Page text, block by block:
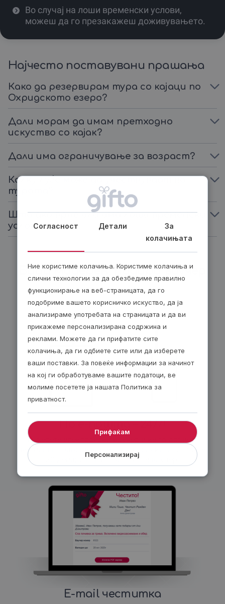
Во случај на лоши временски услови,
можеш да го презакажеш доживувањето.
Најчесто поставувани прашања
Како да резервирам тура со каjаци по
Охридското езеро?
Дали морам да имам претходно
искуство со кајак?
Дали има ограничување за возраст?
Колку луѓе може да учествуваат во
турата?
Што ако врне или има лоши временски
услови?
Биди модерен, подари ваучер
По е-пошта – 24/7!
Изберете електронски ваучер и ќе го добиете
веднаш по завршувањето на нарачката. Добијте
30 денари попуст за секој е-ваучер.
E-mail честитка
Согласност Детали
За
колачињата
Ние користиме колачиња. Користиме колачиња и
слични технологии за да обезбедиме правилно
функционирање на веб-страницата, да го
подобриме вашето корисничко искуство, да ја
анализираме употребата на страницата и да ви
прикажеме персонализирана содржина и
реклами. Можете да ги прифатите сите
колачиња, да ги одбиете сите или да изберете
ваши поставки. За повеќе информации за начинот
на кој ги обработуваме вашите податоци, ве
молиме посетете ја нашата Политика за
приватност.
Персонализирај
Прифаќам